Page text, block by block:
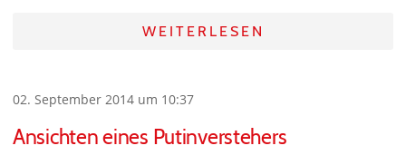
WEITERLESEN
02. September 2014 um 10:37
Ansichten eines Putinverstehers